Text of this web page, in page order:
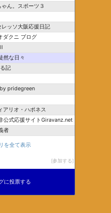
ん。スポーツ３
ッソ大阪応援日記
ダクニ ブログ
然な日々
記
by pridegreen
リオ・ハポネス
公式応援サイトGiravanz.net
者
を全て表示
参加する
に投票する